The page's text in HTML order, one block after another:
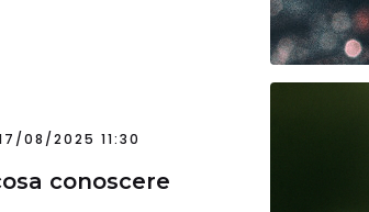
08/2025 11:30
conoscere